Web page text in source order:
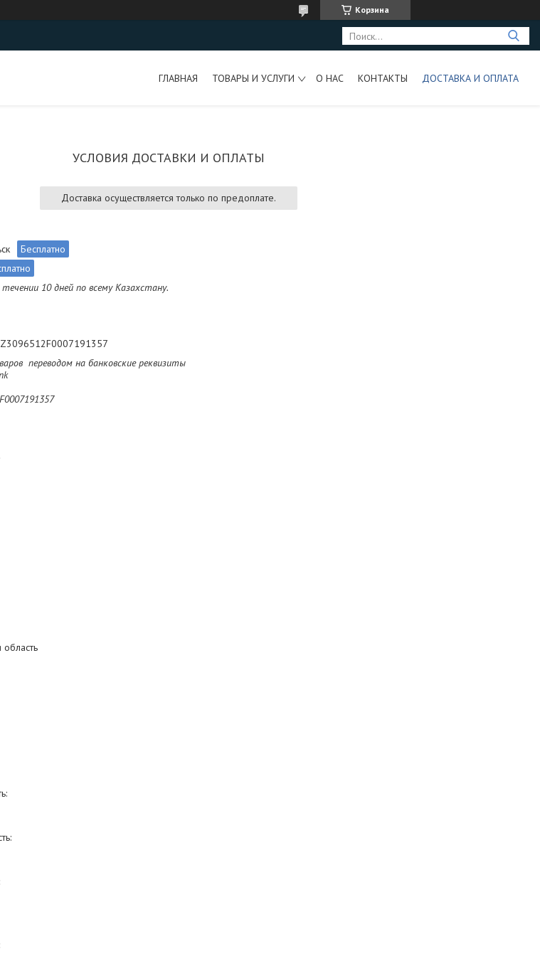
Корзина
ГЛАВНАЯ ТОВАРЫ И УСЛУГИ О НАС КОНТАКТЫ ДОСТАВКА И ОПЛАТА
УСЛОВИЯ ДОСТАВКИ И ОПЛАТЫ
Доставка осуществляется только по предоплате.
Бесплатно
10 дней по всему Казахстану.
переводом на банковские реквизиты
область